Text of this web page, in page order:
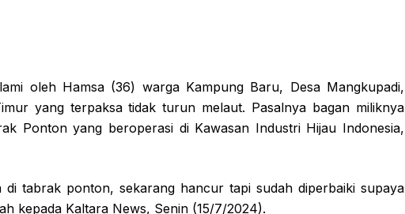
oleh Hamsa (36) warga Kampung Baru, Desa Mangkupadi,
yang terpaksa tidak turun melaut. Pasalnya bagan miliknya
Ponton yang beroperasi di Kawasan Industri Hijau Indonesia,
di tabrak ponton, sekarang hancur tapi sudah diperbaiki supaya
kepada Kaltara News, Senin (15/7/2024).